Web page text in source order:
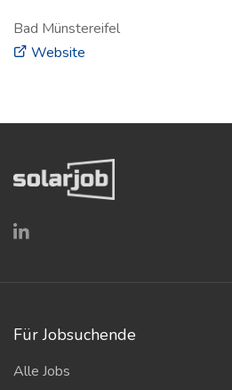
Bad Münstereifel
Website
Für Jobsuchende
Alle Jobs